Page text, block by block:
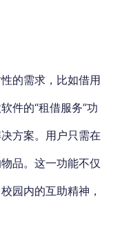
的需求，比如借用
件的“租借服务”功
方案。用户只需在
品。这一功能不仅
园内的互助精神，